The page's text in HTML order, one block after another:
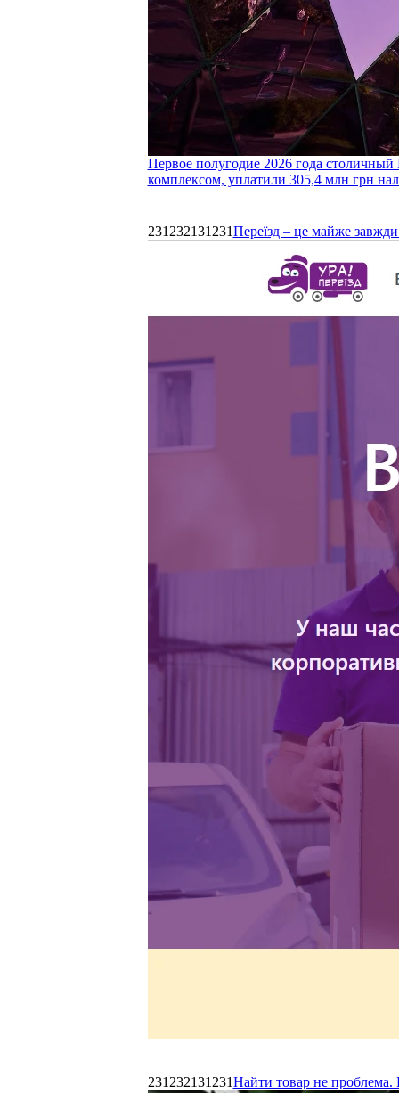
Первое полугодие 2026 года
комплексом, уплатили 305,4 млн грн
231232131231Переїзд – це майже
231232131231Найти товар не проблема.